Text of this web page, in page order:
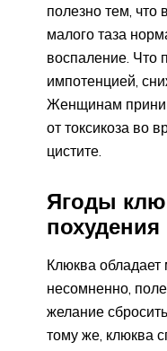
полезно тем, что
малого таза
воспаление. Что
импотенцией,
Женщинам
от токсикоза во
цистите.
Ягоды
похудения
Клюква обладает
несомненно,
желание
тому же, клюква